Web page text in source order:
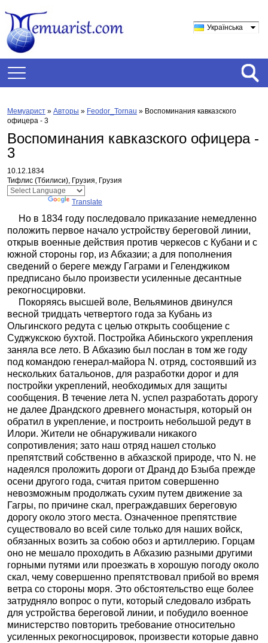
Українська
Мемуарист » Авторы » Feodor_Tornau » Воспоминания кавказского
офицера - 3
Воспоминания кавказского офицера -
3
10.12.1834
Тифлис (Тбилиси), Грузия, Грузия
Translate
Но в 1834 году последовало приказание немедленно
положить первое начало устройству береговой линии,
открыв военные действия против черкесов с Кубани и с
южной стороны гор, из Абхазии; а для пополнения
сведений о береге между Гаграми и Геленджиком
предписано было произвести усиленные десантные
рекогносцировки.
Покоряясь высшей воле, Вельяминов двинулся
весной тридцать четвертого года за Кубань из
Ольгинского редута с целью открыть сообщение с
Суджукскою бухтой. Постройка Абиньского укрепления
заняла все лето. В Абхазию был послан в том же году
под командою генерал-майора N. отряд, состоявший из
нескольких батальонов, для разработки дорог и для
постройки укреплений, необходимых для защиты
сообщения. В течение лета N. успел разработать дорогу
не далее Драндского древнего монастыря, который он
обратил в укрепление, и построить небольшой редут в
Илори. Жители не обнаруживали никакого
сопротивления; зато наш отряд нашел столько
препятствий собственно в абхазской природе, что N. не
надеялся проложить дороги от Дранд до Бзыба прежде
осени другого года, считая притом совершенно
невозможным продолжать сухим путем движение за
Гагры, по причине скал, преграждавших береговую
дорогу около этого места. Означенное препятствие
существовало во всей силе только для наших войск,
обязанных возить за собою обоз и артиллерию. Горцам
оно не мешало проходить в Абхазию разными другими
горными путями или проезжать в хорошую погоду около
скал, чему совершенно препятствовал прибой во время
ветра со стороны моря. Это обстоятельство еще более
затрудняло вопрос о пути, который следовало избрать
для устройства береговой линии, и побудило военное
министерство повторить требование относительно
усиленных рекогносцировок, произвести которые давно